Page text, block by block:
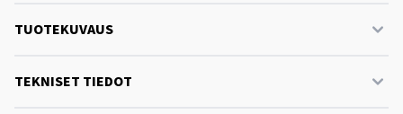
TUOTEKUVAUS
TEKNISET TIEDOT